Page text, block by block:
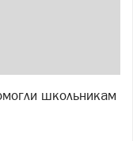
школьникам